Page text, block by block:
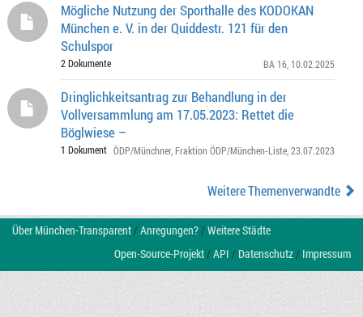
Mögliche Nutzung der Sporthalle des KODOKAN
München e. V. in der Quiddestr. 121 für den
Schulspor
2 Dokumente BA 16 , 10.02.2025
Dringlichkeitsantrag zur Behandlung in der
Vollversammlung am 17.05.2023: Rettet die
Böglwiese –
1 Dokument ÖDP/Münchner, Fraktion ÖDP/München-Liste , 23.07.2023
Weitere Themenverwandte
Über München-Transparent/Anregungen?/Weitere Städte
Open-Source-Projekt/API / Datenschutz/ Impressum